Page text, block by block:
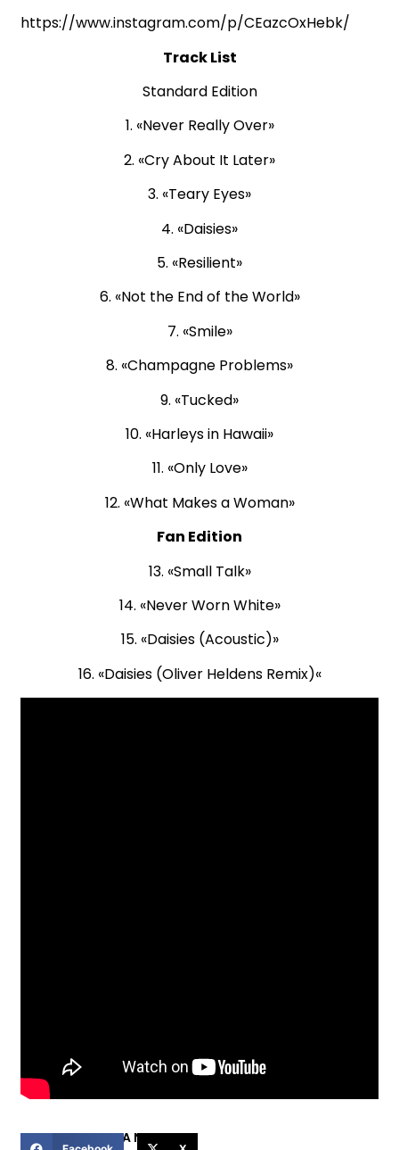
https://www.instagram.com/p/CEazcOxHebk/
Track List
Standard Edition
1. «Never Really Over»
2. «Cry About It Later»
3. «Teary Eyes»
4. «Daisies»
5. «Resilient»
6. «Not the End of the World»
7. «Smile»
8. «Champagne Problems»
9. «Tucked»
10. «Harleys in Hawaii»
11. «Only Love»
12. «What Makes a Woman»
Fan Edition
13. «Small Talk»
14. «Never Worn White»
15. «Daisies (Acoustic)»
16. «Daisies (Oliver Heldens Remix)«
COMPARTIR ESTA NOTICIA